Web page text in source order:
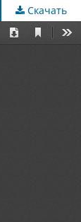
Скачать